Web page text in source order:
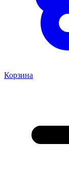
Корзина